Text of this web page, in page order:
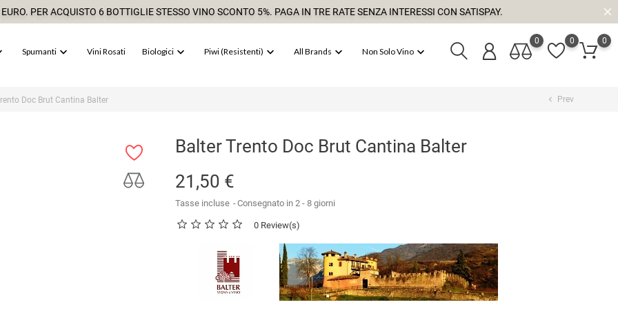
PER ACQUISTO 6 BOTTIGLIE STESSO VINO SCONTO 5%. PAGA IN TRE RATE SENZA INTERESSI CON SATISPAY.
Spumanti Vini Rosati Biologici Piwi (resistenti)  All Brands  Non Solo Vino
0
0
0
Doc Brut Cantina Balter chevron_left Prev
Balter Trento Doc Brut Cantina Balter
21,50 €
Tasse incluse Consegnato in 2 - 8 giorni
0 Review(s)